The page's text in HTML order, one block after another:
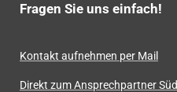
Fragen Sie uns einfach!
Kontakt aufnehmen per Mail
Direkt zum Ansprechpartner Süd